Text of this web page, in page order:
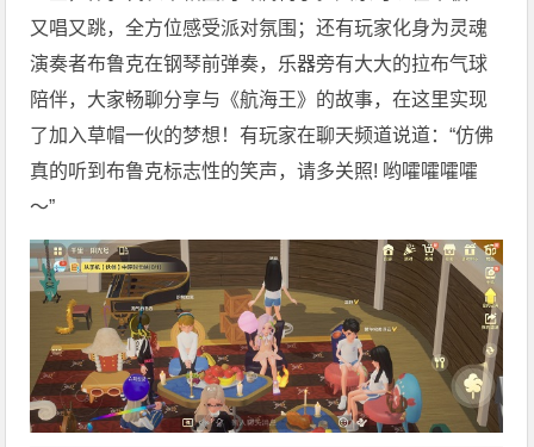
又唱又跳，全方位感受派对氛围；还有玩家化身为灵魂
演奏者布鲁克在钢琴前弹奏，乐器旁有大大的拉布气球
陪伴，大家畅聊分享与《航海王》的故事，在这里实现
了加入草帽一伙的梦想！有玩家在聊天频道说道：“仿佛
真的听到布鲁克标志性的笑声，请多关照! 哟嚯嚯嚯嚯
～”